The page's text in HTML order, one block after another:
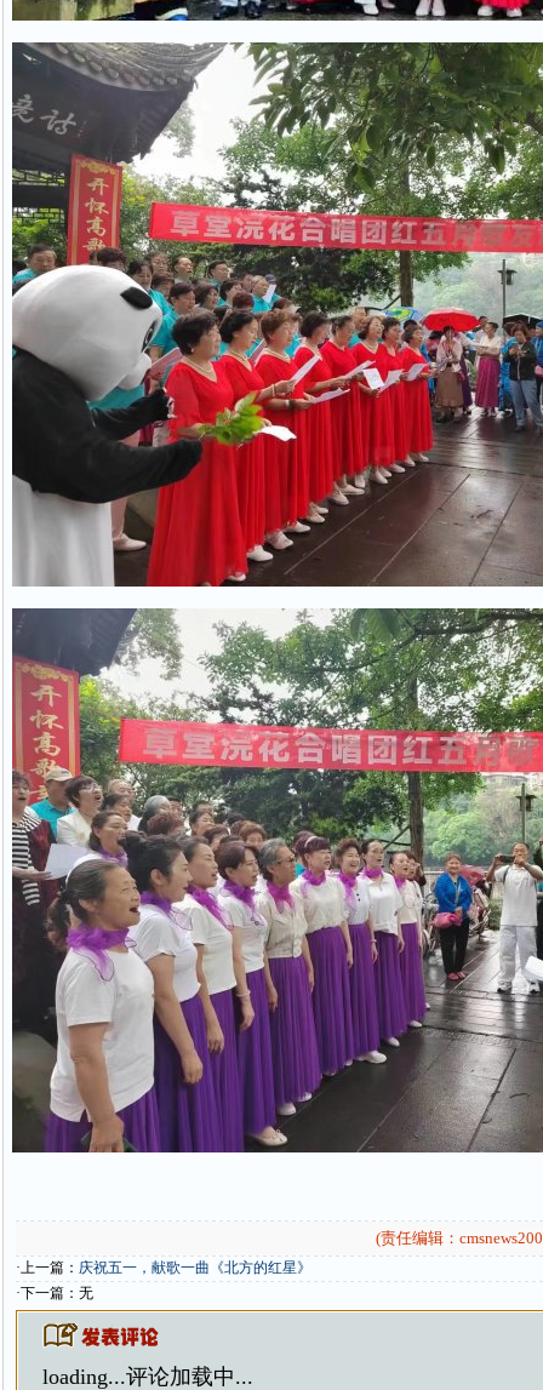
(责任编辑：
·上一篇： 庆祝五一，献歌一曲《北方的红星》
·下一篇：无
loading...评论加载中...